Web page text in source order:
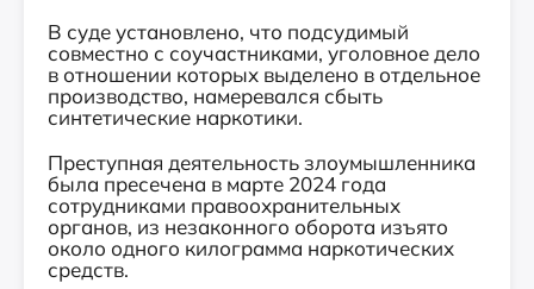
В суде установлено, что подсудимый
совместно с соучастниками, уголовное дело
в отношении которых выделено в отдельное
производство, намеревался сбыть
синтетические наркотики.
Преступная деятельность злоумышленника
была пресечена в марте 2024 года
сотрудниками правоохранительных
органов, из незаконного оборота изъято
около одного килограмма наркотических
средств.